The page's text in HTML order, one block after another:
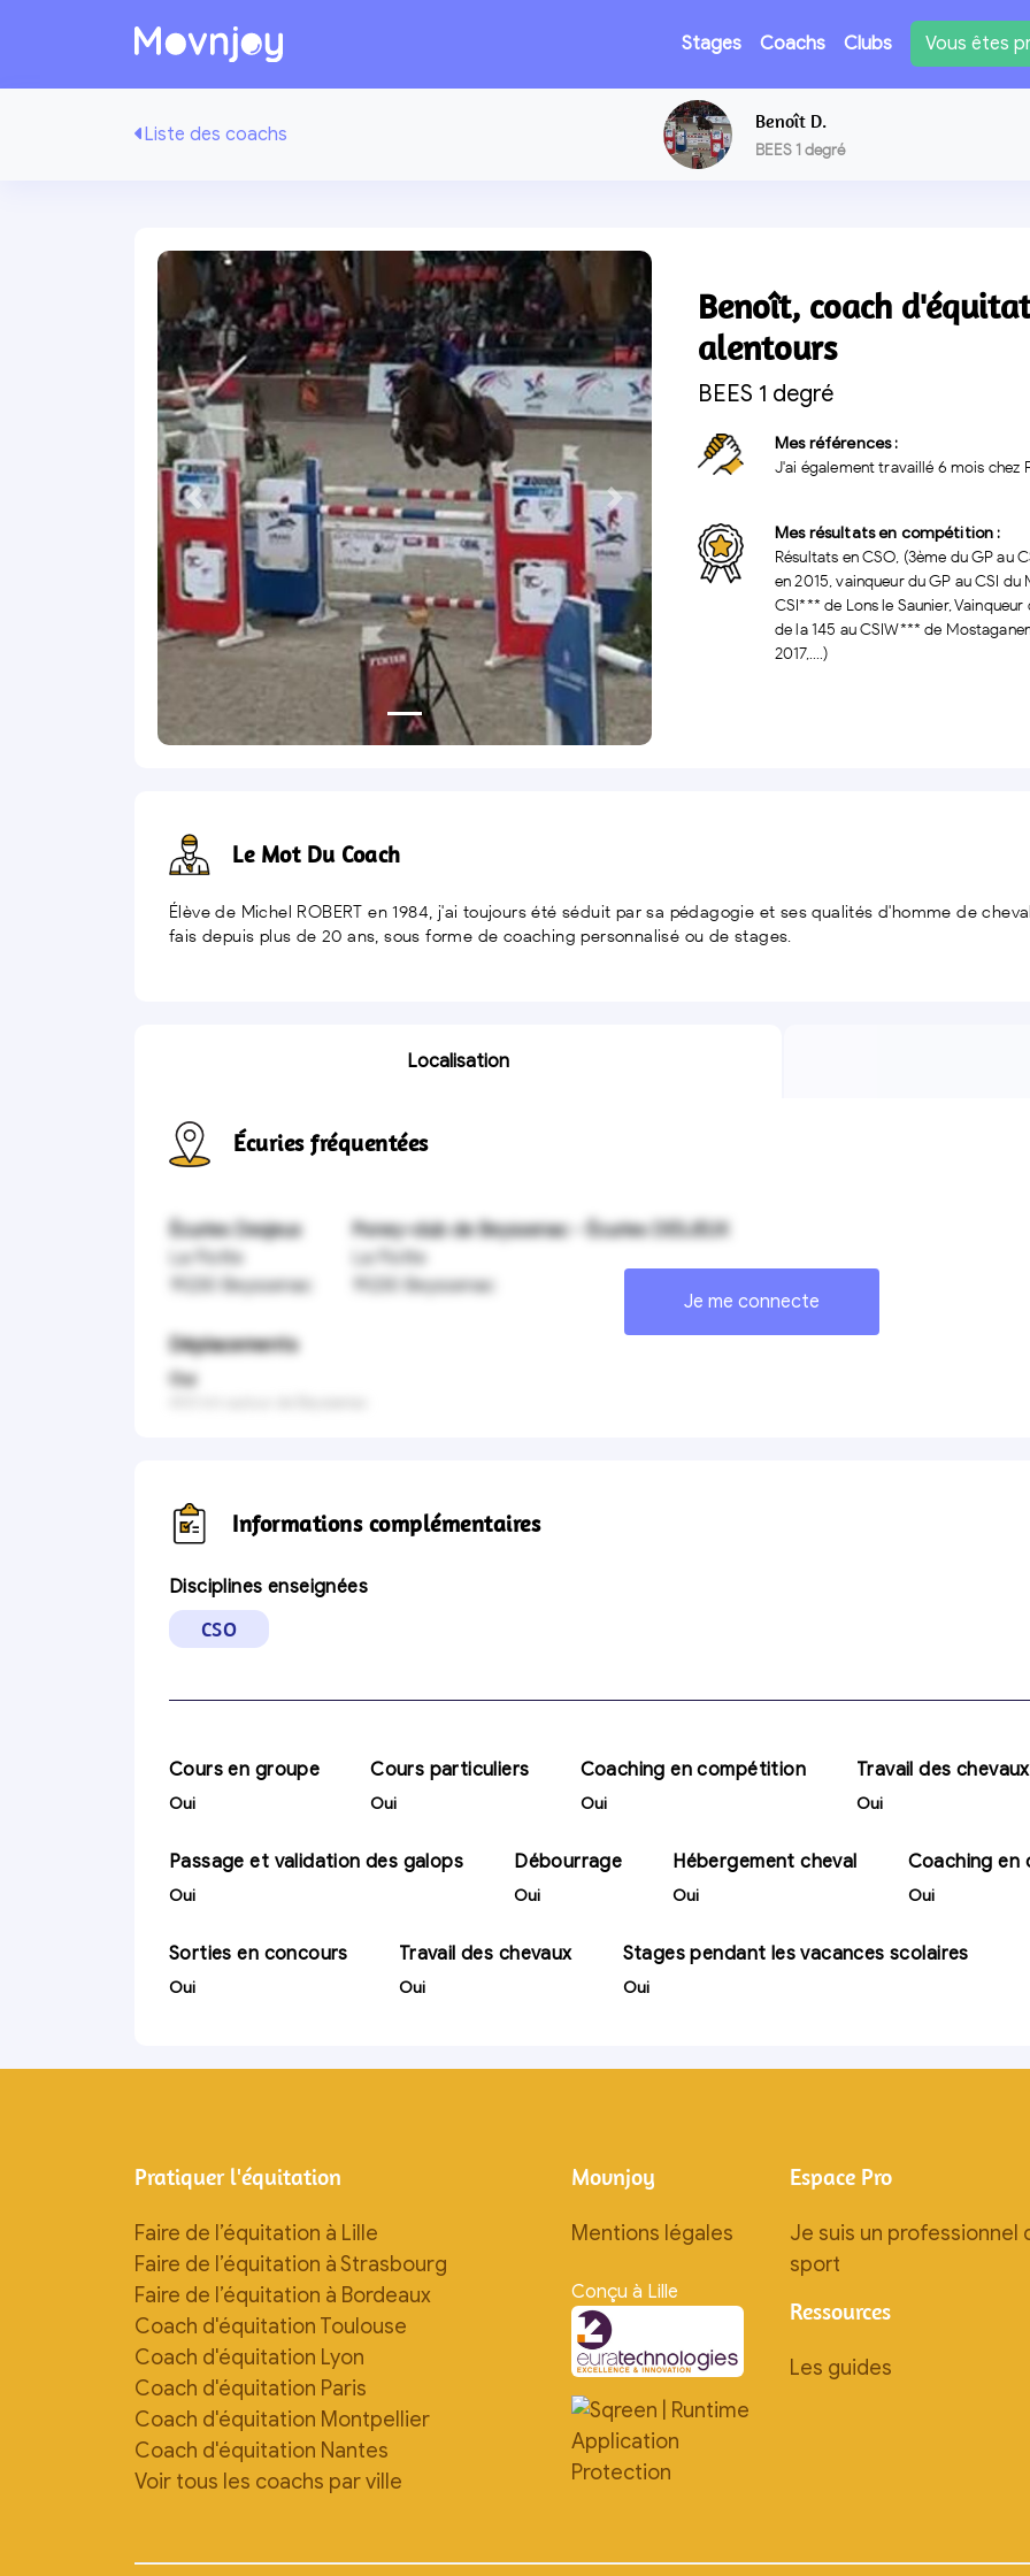
Stages Coachs Clubs Vous êtes
Liste des coachs
Benoît D.
BEES 1 degré
Précédente Suivante
Benoît, coach
alentours
BEES 1 degré
Mes références :
J'ai également travaillé 6 mois chez
Mes résultats en compétition :
Résultats en CSO, (3ème du GP au
en 2015, vainqueur du GP au CSI du
CSI*** de Lons le Saunier,
de la 145 au CSIW*** de
2017,....)
Le Mot Du Coach
Élève de Michel ROBERT en 1984, j'ai toujours été séduit par sa pédagogie et ses qualités d'homme de
fais depuis plus de 20 ans, sous forme de coaching personnalisé ou de stages.
Localisation
Écuries fréquentées
Je me connecte
Écuries Desjeux
La Flotte
19230 Beyssenac
Poney-club de Beyssenac - Écuries DESJEUX
La Flotte
19230 Beyssenac
Déplacements
Oui
Informations complémentaires
Disciplines enseignées
CSO
Cours en groupe
Oui
Cours particuliers
Oui
Coaching en compétition
Oui
Travail des chevaux
Oui
Passage et validation des galops
Oui
Débourrage
Oui
Hébergement cheval
Oui
Coaching en
Oui
Sorties en concours
Oui
Travail des chevaux
Oui
Stages pendant les vacances scolaires
Oui
Pratiquer l'équitation
Faire de l’équitation à Lille
Faire de l’équitation à Strasbourg
Faire de l’équitation à Bordeaux
Coach d'équitation Toulouse
Coach d'équitation Lyon
Coach d'équitation Paris
Coach d'équitation Montpellier
Coach d'équitation Nantes
Voir tous les coachs par ville
Movnjoy
Mentions légales
Conçu à Lille
Espace Pro
Je suis un professionnel
sport
Ressources
Les guides